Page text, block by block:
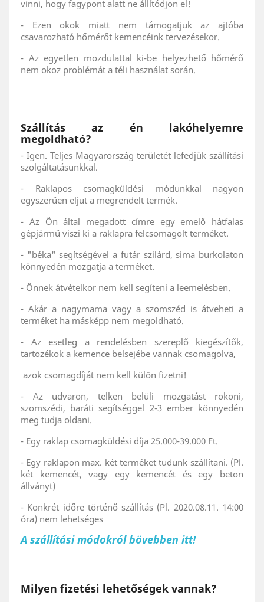
vinni, hogy fagypont alatt ne állítódjon el!
- Ezen okok miatt nem támogatjuk az ajtóba
csavarozható hőmérőt kemencéink tervezésekor.
- Az egyetlen mozdulattal ki-be helyezhető hőmérő
nem okoz problémát a téli használat során.
Szállítás az én lakóhelyemre
megoldható?
- Igen. Teljes Magyarország területét lefedjük szállítási
szolgáltatásunkkal.
- Raklapos csomagküldési módunkkal nagyon
egyszerűen eljut a megrendelt termék.
- Az Ön által megadott címre egy emelő hátfalas
gépjármű viszi ki a raklapra felcsomagolt terméket.
- "béka" segítségével a futár szilárd, sima burkolaton
könnyedén mozgatja a terméket.
- Önnek átvételkor nem kell segíteni a leemelésben.
- Akár a nagymama vagy a szomszéd is átveheti a
terméket ha másképp nem megoldható.
- Az esetleg a rendelésben szereplő kiegészítők,
tartozékok a kemence belsejébe vannak csomagolva,
azok csomagdíját nem kell külön fizetni!
- Az udvaron, telken belüli mozgatást rokoni,
szomszédi, baráti segítséggel 2-3 ember könnyedén
meg tudja oldani.
- Egy raklap csomagküldési díja 25.000-39.000 Ft.
- Egy raklapon max. két terméket tudunk szállítani. (Pl.
két kemencét, vagy egy kemencét és egy beton
állványt)
- Konkrét időre történő szállítás (Pl. 2020.08.11. 14:00
óra) nem lehetséges
A szállítási módokról bövebben itt!
Milyen fizetési lehetőségek vannak?